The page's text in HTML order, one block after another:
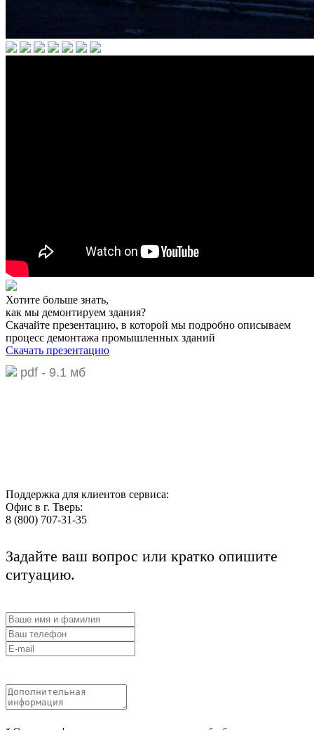
Хотите больше знать,
как мы демонтируем здания?
Скачайте презентацию, в которой мы подробно описываем
процесс демонтажа промышленных зданий
Скачать презентацию
pdf - 9.1 мб
Поддержка для клиентов сервиса:
Офис в г. Тверь:
8 (800) 707-31-35
Задайте ваш вопрос или кратко опишите
ситуацию.